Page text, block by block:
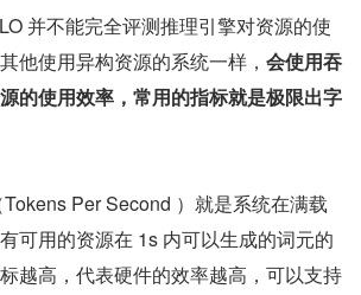
并不能完全评测推理引擎对资源的使
他使用异构资源的系统一样， 会使用吞
的使用效率，常用的指标就是极限出字
Per Second ）就是系统在满载
可用的资源在 1s 内可以生成的词元的
越高，代表硬件的效率越高，可以支持